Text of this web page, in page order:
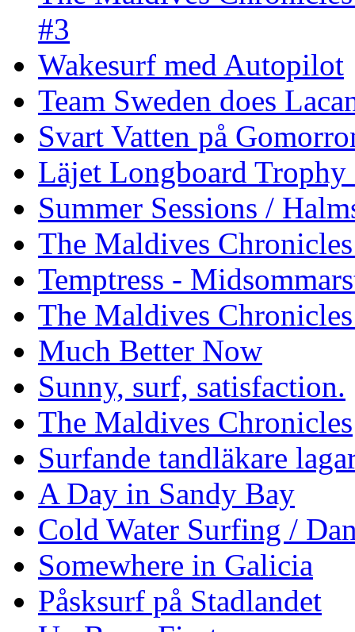
#3
Wakesurf med Autopilot
Team Sweden does
Svart Vatten på
Läjet Longboard
Summer Sessions /
The Maldives
Temptress -
The Maldives
Much Better Now
Sunny, surf, satisfaction.
The Maldives Chronicles
Surfande tandläkare
A Day in Sandy Bay
Cold Water Surfing /
Somewhere in Galicia
Påsksurf på Stadlandet